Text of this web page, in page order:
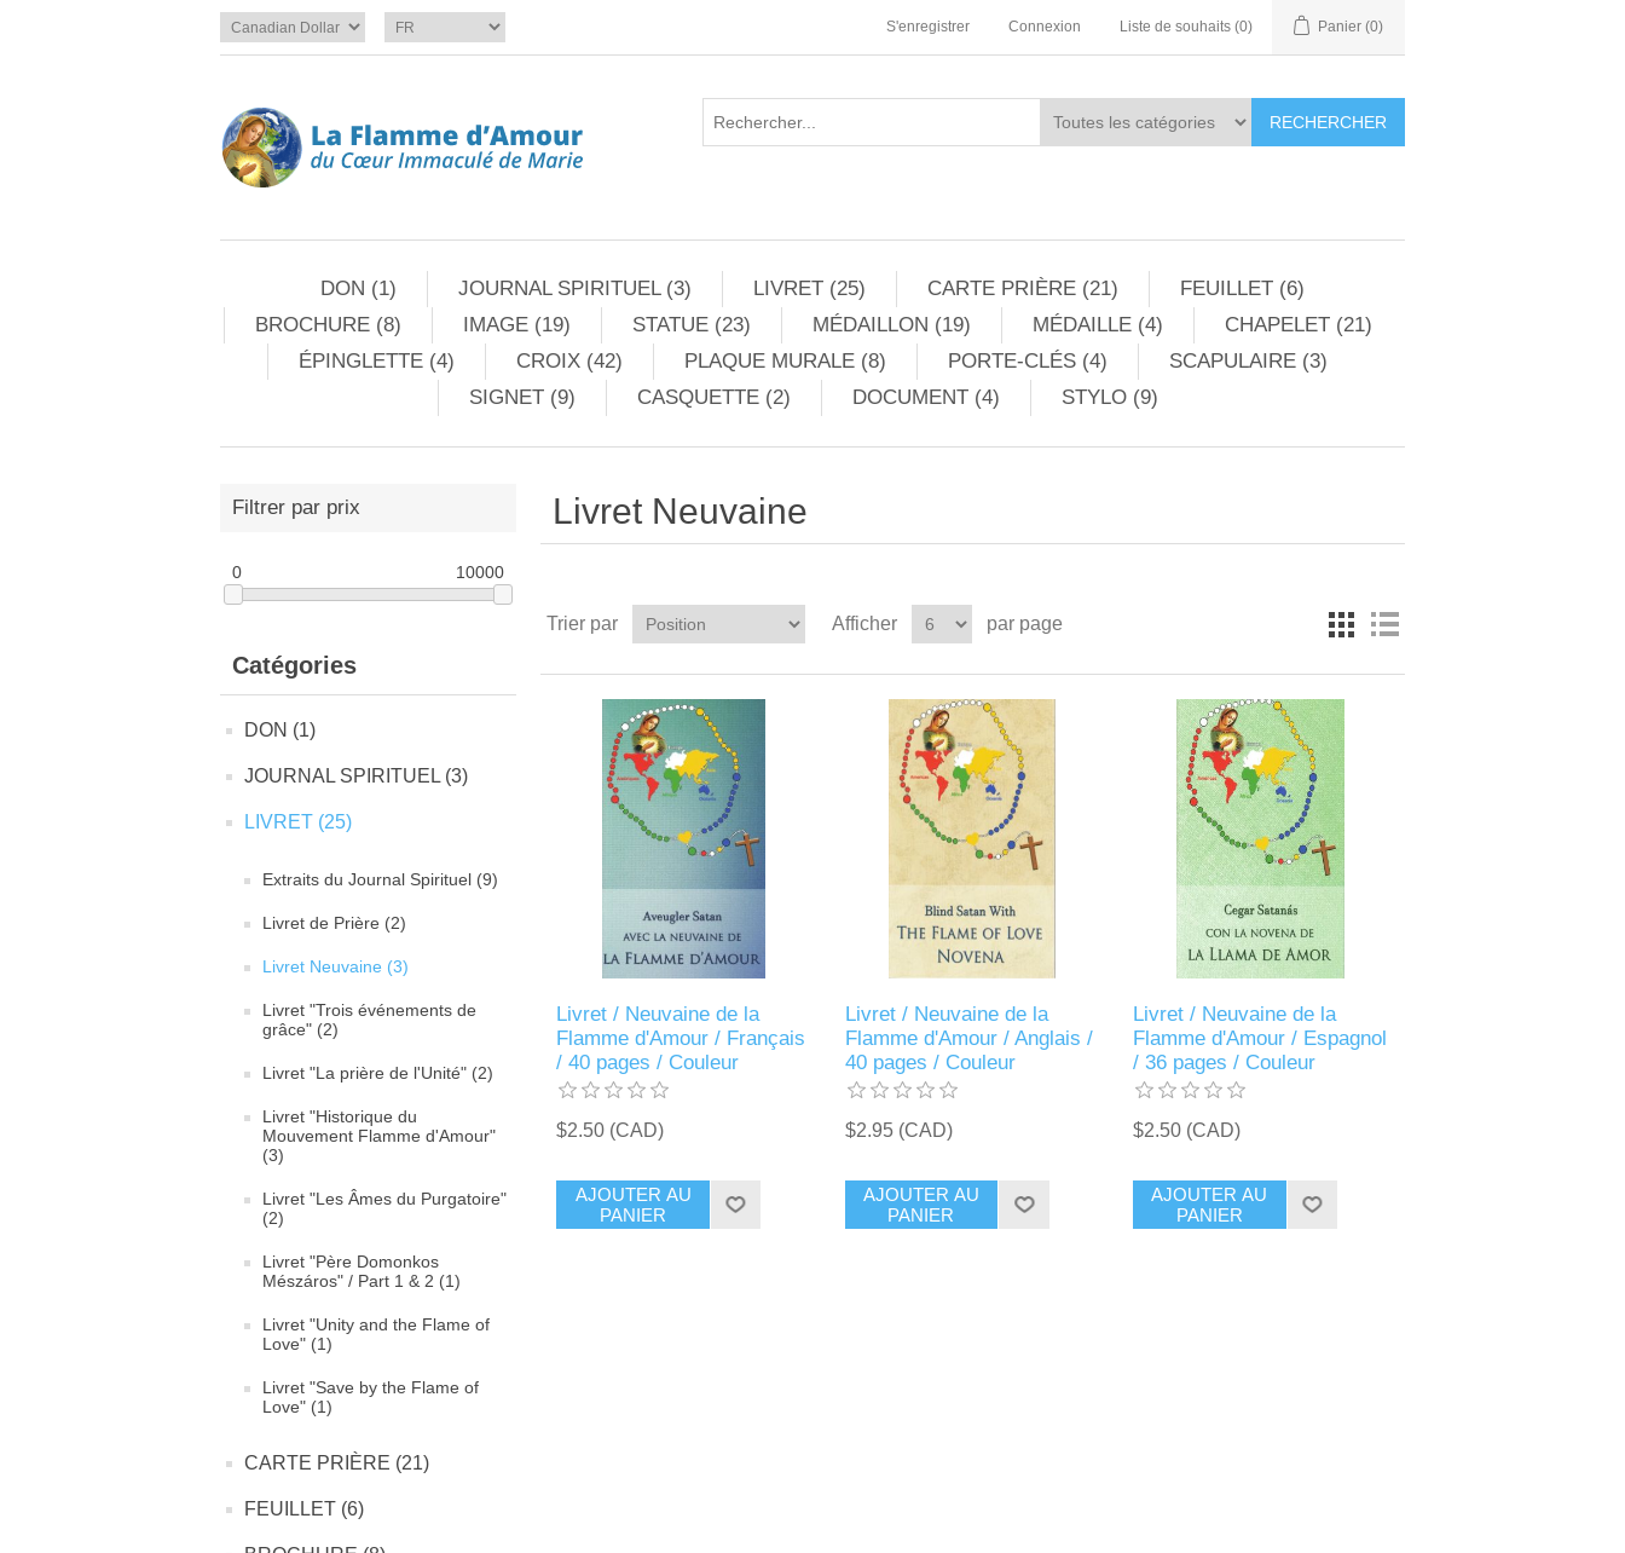
S'enregistrer Connexion Liste de souhaits (0) Panier (0)
RECHERCHER
DON (1) JOURNAL SPIRITUEL (3) LIVRET (25) CARTE PRIÈRE (21)
FEUILLET (6)
BROCHURE (8)
IMAGE (19) STATUE (23) MÉDAILLON (19) MÉDAILLE (4)
CHAPELET (21)
ÉPINGLETTE (4)
CROIX (42) PLAQUE MURALE (8) PORTE-CLÉS (4)
SCAPULAIRE (3)
SIGNET (9)
CASQUETTE (2) DOCUMENT (4) STYLO (9)
Filtrer par prix
0 10000
Catégories
DON (1)
JOURNAL SPIRITUEL (3)
LIVRET (25)
Extraits du Journal Spirituel (9)
Livret de Prière (2)
Livret Neuvaine (3)
Livret "Trois événements de
grâce" (2)
Livret "La prière de l'Unité" (2)
Livret "Historique du
Mouvement Flamme d'Amour"
(3)
Livret "Les Âmes du Purgatoire"
(2)
Livret "Père Domonkos
Mészáros" / Part 1 & 2 (1)
Livret "Unity and the Flame of
Love" (1)
Livret "Save by the Flame of
Love" (1)
CARTE PRIÈRE (21)
FEUILLET (6)
Livret Neuvaine
Trier par Afficher par page
Livret / Neuvaine de la
Flamme d'Amour / Français
/ 40 pages / Couleur
$2.50 (CAD)
AJOUTER AU
PANIER
Livret / Neuvaine de la
Flamme d'Amour / Anglais /
40 pages / Couleur
$2.95 (CAD)
AJOUTER AU
PANIER
Livret / Neuvaine de la
Flamme d'Amour / Espagnol
/ 36 pages / Couleur
$2.50 (CAD)
AJOUTER AU
PANIER